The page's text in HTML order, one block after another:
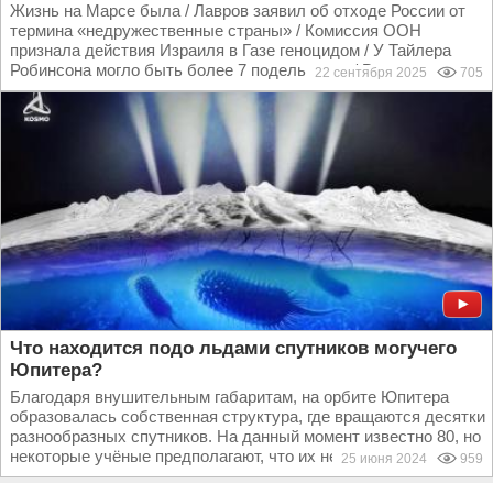
Жизнь на Марсе была / Лавров заявил об отходе России от
термина «недружественные страны» / Комиссия ООН
признала действия Израиля в Газе геноцидом / У Тайлера
Робинсона могло быть более 7 подельников / В...
22 сентября 2025 705
Что находится подо льдами спутников могучего
Юпитера?
Благодаря внушительным габаритам, на орбите Юпитера
образовалась собственная структура, где вращаются десятки
разнообразных спутников. На данный момент известно 80, но
некоторые учёные предполагают, что их не...25 июня 2024 959